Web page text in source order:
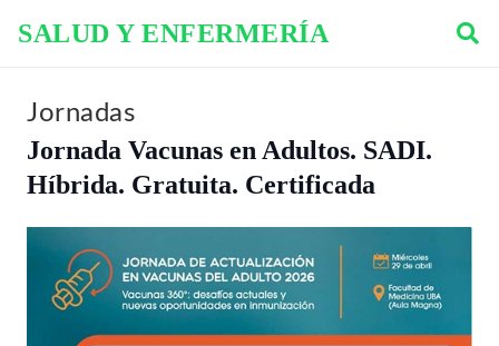
SALUD Y ENFERMERÍA
Jornadas
Jornada Vacunas en Adultos. SADI.
Híbrida. Gratuita. Certificada